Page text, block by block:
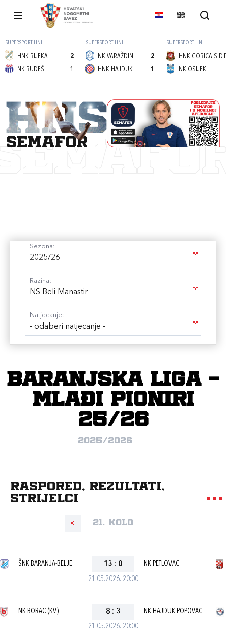
SUPERSPORT HNL
HNK RIJEKA
2
1
NK RUDEŠ
SUPERSPORT HNL
NK VARAŽDIN
2
1
HNK HAJDUK
SUPERSPORT HNL
HNK GORICA
NK OSIJEK
semafor
Sezona:
2025/26
Razina:
NS Beli Manastir
Natjecanje:
- odaberi natjecanje -
Baranjska liga -
mlađi pioniri
25/26
2025/2026
Raspored, rezultati,
strijelci
21. kolo
21.05.2026. 20:00
ŠNK BARANJA-BELJE 13 : 0 NK PETLOVAC
21.05.2026. 20:00
NK BORAC (KV) 8 : 3 NK HAJDUK POPOVAC